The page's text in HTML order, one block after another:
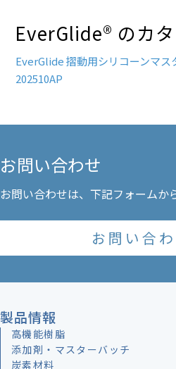
EverGlide® のカ
EverGlide 摺動用シリコーンマス
202510AP
お問い合わせ
お問い合
製品情報
高機能樹脂
添加剤・マスターバッチ
炭素材料